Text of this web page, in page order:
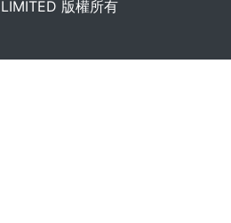
版權所有